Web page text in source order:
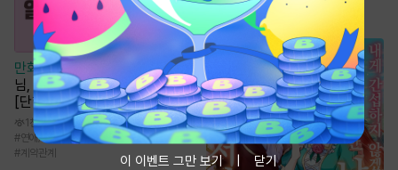
만화 [일권만] 실례지만 약혼자
님, 당신의 눈은 장식인가요?
[단행본]
1천
#연애/결혼 #로맨스 # 서양풍 #능력녀
# 계약관계
#성장물 #마교 # 선협물
이 이벤트 그만 보기 닫기